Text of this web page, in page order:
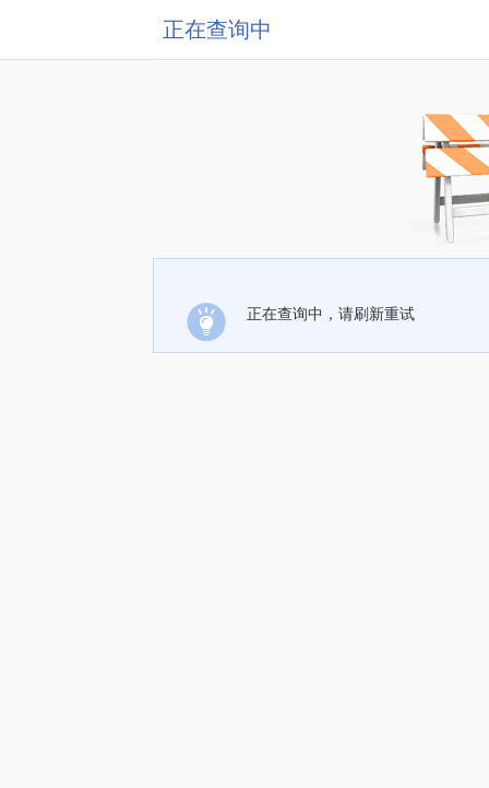
正在查询中
正在查询中，请刷新重试